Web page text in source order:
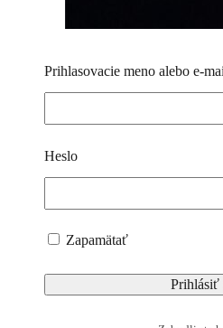
Nášivka
Prihlasovacie meno alebo e-
Heslo
Zapamätať